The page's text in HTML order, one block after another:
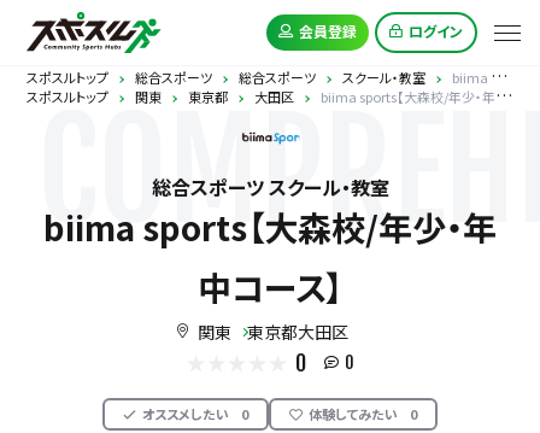
会員登録 ログイン
スポスルトップ 総合スポーツ 総合スポーツ スクール・教室
biima sports【大森校/年少・年中コース】
スポスルトップ
関東 東京都 大田区 biima sports【大森校/年少・年中コース】
総合スポーツ スクール・教室
biima sports【大森校/年少・年
中コース】
関東 東京都大田区
0 0
オススメしたい 0 体験してみたい 0